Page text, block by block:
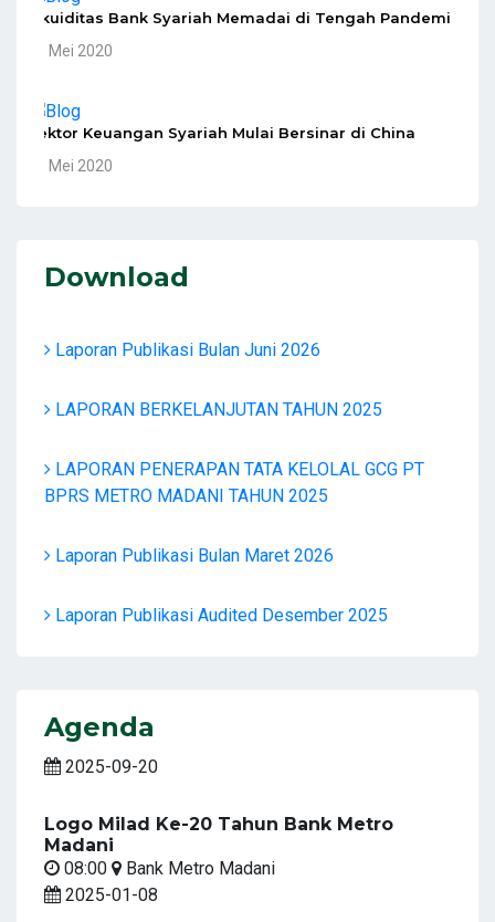
Likuiditas Bank Syariah Memadai di Tengah Pandemi
10 Mei 2020
Sektor Keuangan Syariah Mulai Bersinar di China
10 Mei 2020
Download
Laporan Publikasi Bulan Juni 2026
LAPORAN BERKELANJUTAN TAHUN 2025
LAPORAN PENERAPAN TATA KELOLAL GCG PT
BPRS METRO MADANI TAHUN 2025
Laporan Publikasi Bulan Maret 2026
Laporan Publikasi Audited Desember 2025
Agenda
2025-09-20
Logo Milad Ke-20 Tahun Bank Metro
Madani
08:00
Bank Metro Madani
2025-01-08